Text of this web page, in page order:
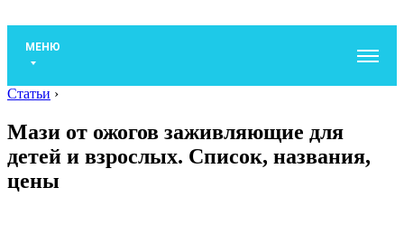
МЕНЮ
Статьи ›
Мази от ожогов заживляющие для
детей и взрослых. Список, названия,
цены